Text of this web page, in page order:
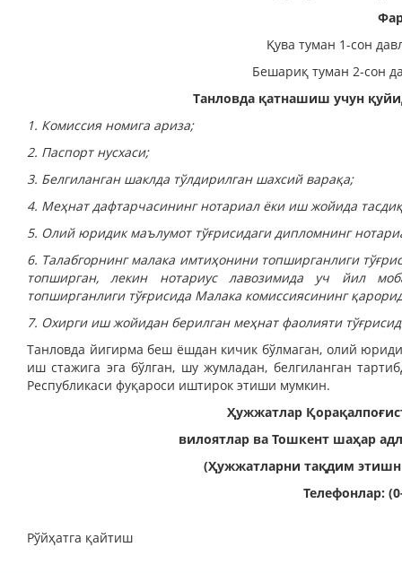
Қува туман 1-сон
Бешариқ туман 2-сон
Танловда қатнашиш учун
1. Комиссия номига ариза;
2. Паспорт нусхаси;
3. Белгиланган шаклда тўлдирилган шахсий варақа;
4. Меҳнат дафтарчасининг нотариал ёки иш жойида
5. Олий юридик маълумот тўғрисидаги дипломнинг
6. Талабгорнинг малака имтиҳонини топширганлиги
топширган, лекин нотариус лавозимида уч йил
топширганлиги тўғрисида Малака комиссиясининг
7. Охирги иш жойидан берилган меҳнат фаолияти
Танловда йигирма беш ёшдан кичик бўлмаган, олий
иш стажига эга бўлган, шу жумладан, белгиланган
Республикаси фуқароси иштирок этиши мумкин.
Ҳужжатлар
вилоятлар ва Тошкент шаҳар
(Ҳужжатларни тақдим
Телефонлар:
Рўйҳатга қайтиш